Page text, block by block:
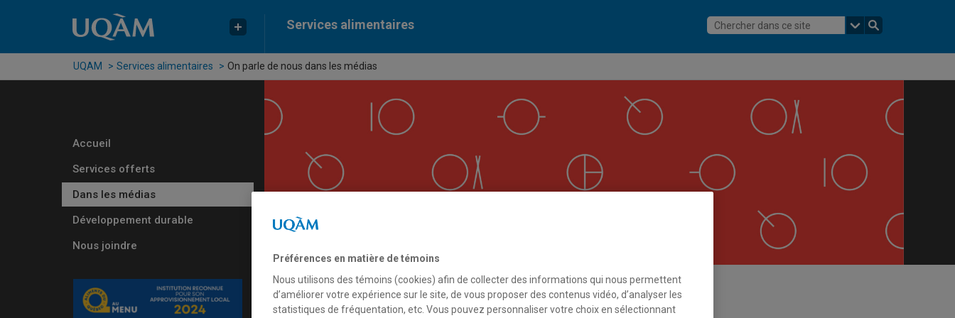
Services alimentaires
UQAM Services alimentaires On parle de nous dans les médias
Accueil
Services offerts
Dans les médias
Développement durable
Nous joindre
Préférences en matière de témoins
Nous utilisons des témoins (cookies) afin de collecter des informations qui nous permettent
d’améliorer votre expérience sur le site, de vous proposer des contenus vidéo, d’analyser les
statistiques de fréquentation, etc. Vous pouvez personnaliser votre choix en sélectionnant